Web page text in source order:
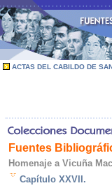
ACTAS DEL CABILDO DE
Fuentes
Homenaje a Vicuña
Capítulo XXVII.